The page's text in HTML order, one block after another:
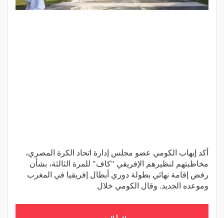
أكد إيهاب الكومي عضو مجلس إدارة اتحاد الكرة المصري،
مخاطبتهم لنظيرهم الإفريقي "كاف" للمرة الثالثة، بشأن
رفض إقامة نهائي بطولة دوري أبطال إفريقيا في المغرب
وموعده الجديد. وقال الكومي خلال